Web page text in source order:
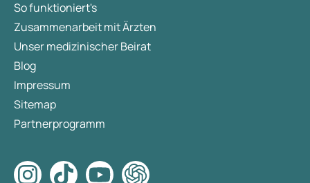
So funktioniert's
Zusammenarbeit mit Ärzten
Unser medizinischer Beirat
Blog
Impressum
Sitemap
Partnerprogramm